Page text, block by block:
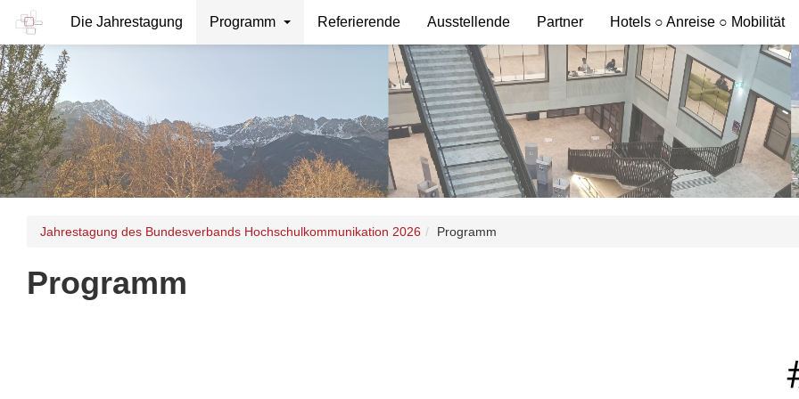
Die Jahrestagung Programm Referierende Ausstellende Partner Hotels ○ Anreise ○ Mobilität
Jahrestagung des Bundesverbands Hochschulkommunikation 2026 Programm
Programm